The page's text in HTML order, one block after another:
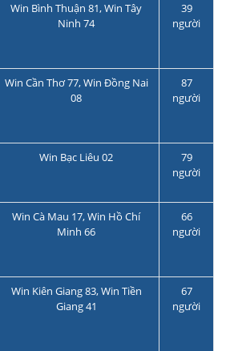
Win Bình Thuận 81, Win Tây
Ninh 74
39
người
Win Cần Thơ 77, Win Đồng Nai
08
87
người
Win Bạc Liêu 02
79
người
Win Cà Mau 17, Win Hồ Chí
Minh 66
66
người
Win Kiên Giang 83, Win Tiền
Giang 41
67
người